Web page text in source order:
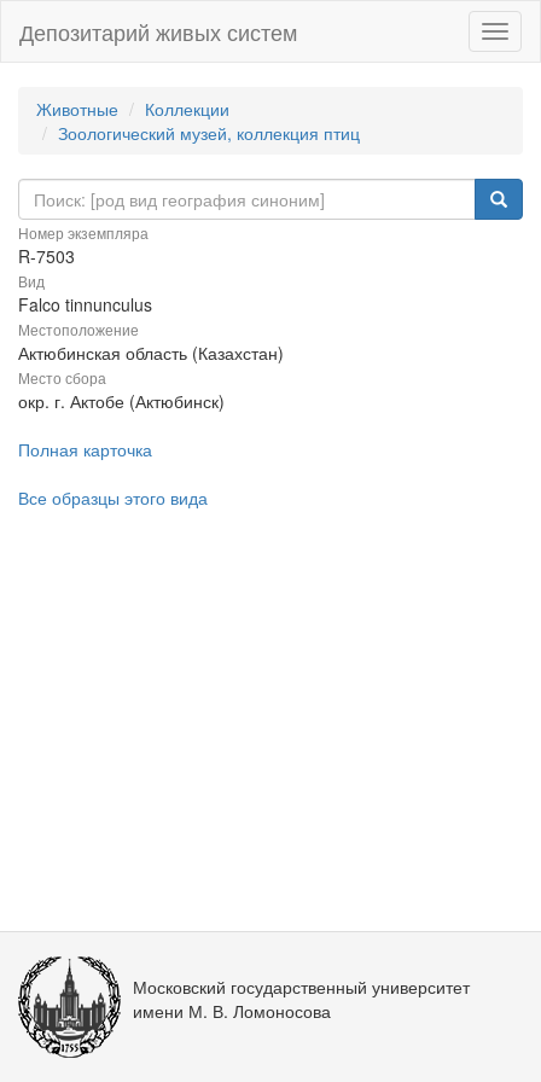
Депозитарий живых систем
Животные
Коллекции
Зоологический музей, коллекция птиц
Номер экземпляра
R-7503
Вид
Falco tinnunculus
Местоположение
Актюбинская область (Казахстан)
Место сбора
окр. г. Актобе (Актюбинск)
Полная карточка
Все образцы этого вида
Московский государственный университет
имени М. В. Ломоносова